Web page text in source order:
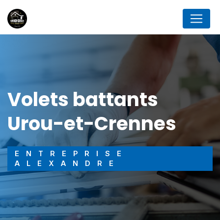
volets battants
Urou-et-Crennes
ENTREPRISE
ALEXANDRE